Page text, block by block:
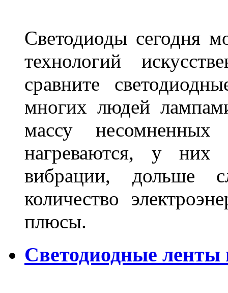
Светодиоды сегодня
технологий
сравните
многих людей
массу
нагреваются, у них
вибрации, дольше
количество
плюсы.
Светодиодные